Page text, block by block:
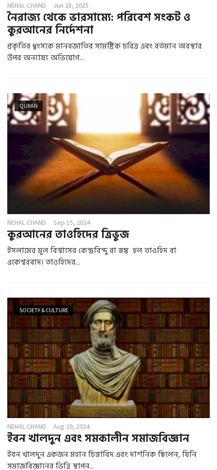
NEHAL CHAND Jun 28, 2025
নৈরাজ্য থেকে ভারসাম্যে: পরিবেশ সংকট ও
কুরআনের নির্দেশনা
প্রকৃতির ধ্বংসকে মানবজাতির সামষ্টিক চরিত্র এবং বর্তমান অবস্থার
উপর অন্যায্য অভিযোগ...
QURAN
NEHAL CHAND Sep 15, 2024
কুরআনের তাওহিদের ত্রিভুজ
ইসলামের মূল বিশ্বাসের কেন্দ্রবিন্দু বা স্তম্ভ হল তাওহিদ বা
একেশ্বরবাদ। তাওহিদের...
SOCIETY & CULTURE
NEHAL CHAND Aug 29, 2024
ইবন খালদুন এবং সমকালীন সমাজবিজ্ঞান
ইবন খালদুন একজন মহান চিন্তাবিদ এবং দার্শনিক ছিলেন, যিনি
সমাজবিজ্ঞানের ভিত্তি স্থাপন...